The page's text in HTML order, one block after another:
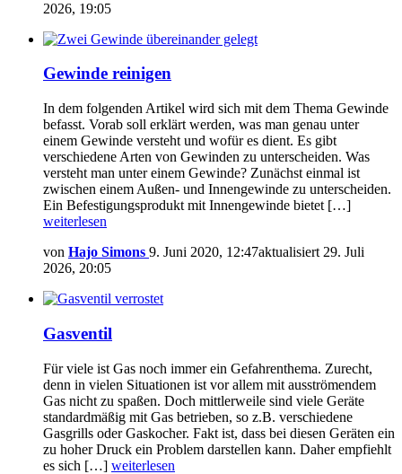
2026, 19:05
Gewinde reinigen
In dem folgenden Artikel wird sich mit dem Thema Gewinde
befasst. Vorab soll erklärt werden, was man genau unter
einem Gewinde versteht und wofür es dient. Es gibt
verschiedene Arten von Gewinden zu unterscheiden. Was
versteht man unter einem Gewinde? Zunächst einmal ist
zwischen einem Außen- und Innengewinde zu unterscheiden.
Ein Befestigungsprodukt mit Innengewinde bietet […]
weiterlesen
von Hajo Simons 9. Juni 2020, 12:47aktualisiert 29. Juli
2026, 20:05
Gasventil
Für viele ist Gas noch immer ein Gefahrenthema. Zurecht,
denn in vielen Situationen ist vor allem mit ausströmendem
Gas nicht zu spaßen. Doch mittlerweile sind viele Geräte
standardmäßig mit Gas betrieben, so z.B. verschiedene
Gasgrills oder Gaskocher. Fakt ist, dass bei diesen Geräten ein
zu hoher Druck ein Problem darstellen kann. Daher empfiehlt
es sich […] weiterlesen